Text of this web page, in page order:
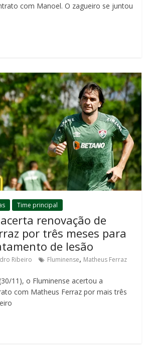
com Manoel. O zagueiro se juntou
Time principal
renovação de
por três meses para
de lesão
Ribeiro Fluminense, Matheus Ferraz
11), o Fluminense acertou a
com Matheus Ferraz por mais três